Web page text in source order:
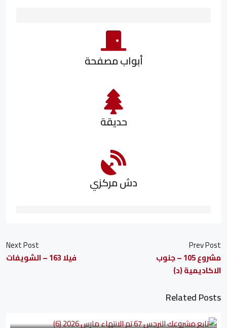
أبواب مصفحة
حديقة
دش مركزي
Prev Post
مشروع 105 – جنوب
الاكاديمية (د)
Next Post
فيلا 163 – الشويفات
Related Posts